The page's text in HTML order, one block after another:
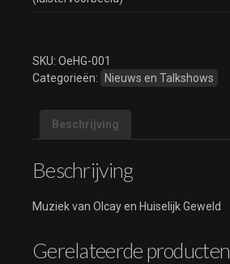
SKU: OeHG-001
Categorieën:
Nieuws en Talkshows
Beschrijving
Beschrijving
Muziek van Olcay en Huiselijk Geweld
Gerelateerde producten